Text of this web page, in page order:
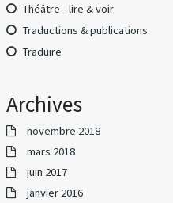
Théâtre - lire & voir
Traductions & publications
Traduire
Archives
novembre 2018
mars 2018
juin 2017
janvier 2016